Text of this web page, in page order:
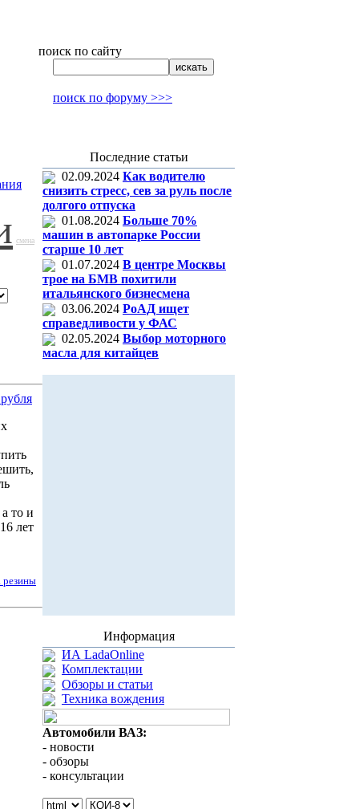
поиск по сайту
поиск по форуму >>>
смена
то и
лет
резины
Последние статьи
02.09.2024 Как водителю
снизить стресс, сев за руль после
долгого отпуска
01.08.2024 Больше 70%
машин в автопарке России
старше 10 лет
01.07.2024 В центре Москвы
трое на БМВ похитили
итальянского бизнесмена
03.06.2024 РоАД ищет
справедливости у ФАС
02.05.2024 Выбор моторного
масла для китайцев
Информация
ИА LadaOnline
Комплектации
Обзоры и статьи
Техника вождения
Автомобили ВАЗ:
- новости
- обзоры
- консультации